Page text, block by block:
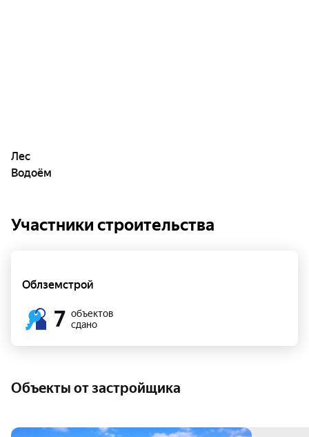
Лес
Водоём
Участники строительства
Облземстрой
7 объектов
сдано
Объекты от застройщика